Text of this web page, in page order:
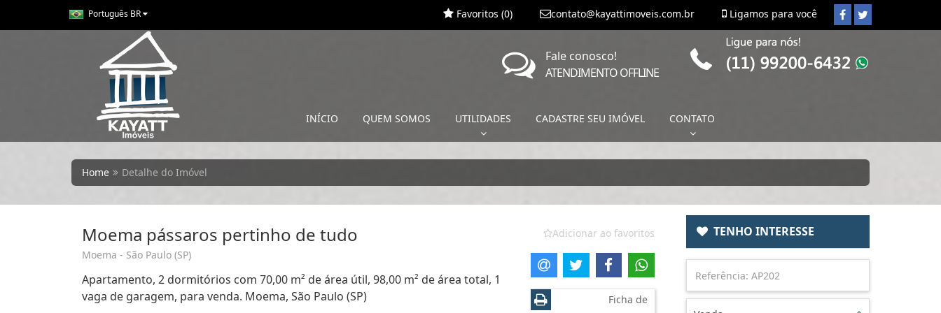
Português BR Ligamos para você
contato@kayattimoveis.com.br
Favoritos (0)
INÍCIO QUEM SOMOS UTILIDADES CADASTRE SEU IMÓVEL CONTATO
Fale conosco!
ATENDIMENTO OFFLINE
Home Detalhe do Imóvel
Moema pássaros pertinho de tudo
Moema - São Paulo (SP)
Apartamento, 2 dormitórios com 70,00 m² de área útil, 98,00 m² de área total, 1
vaga de garagem, para venda. Moema, São Paulo (SP)
Adicionar ao favoritos
Ficha de
TENHO INTERESSE